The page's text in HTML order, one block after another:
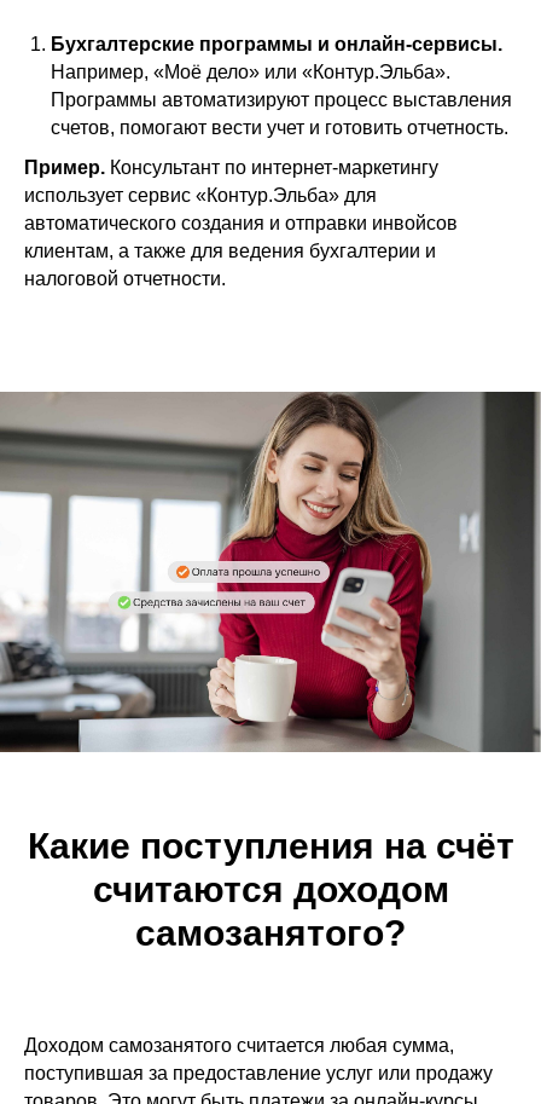
Бухгалтерские программы и онлайн-сервисы.
Например, «Моё дело» или «Контур.Эльба».
Программы автоматизируют процесс выставления
счетов, помогают вести учет и готовить отчетность.
Пример. Консультант по интернет-маркетингу
использует сервис «Контур.Эльба» для
автоматического создания и отправки инвойсов
клиентам, а также для ведения бухгалтерии и
налоговой отчетности.
Какие поступления на счёт
считаются доходом
самозанятого?
Доходом самозанятого считается любая сумма,
поступившая за предоставление услуг или продажу